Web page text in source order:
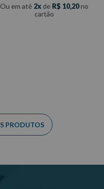
Ou em até 2 de R$ 10,20no
cartão